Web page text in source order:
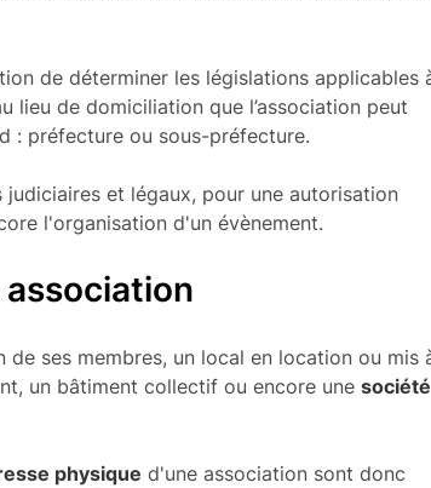
de déterminer les législations applicables
lieu de domiciliation que l’association peut
: préfecture ou sous-préfecture.
et légaux, pour une autorisation
l'organisation d'un évènement.
association
de ses membres, un local en location ou mis
un bâtiment collectif ou encore une société
physique d'une association sont donc